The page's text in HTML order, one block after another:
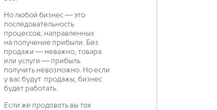
Но любой бизнес — это
последовательность
процессов, направленных
на получение прибыли. Без
продажи — неважно, товара
или услуги — прибыль
получить невозможно. Но если
у вас будут продажы, бизнес
будет работать.
Если же продавать вы так